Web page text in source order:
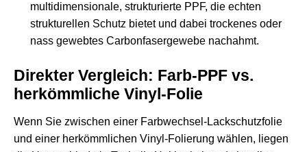
multidimensionale, strukturierte PPF, die echten
strukturellen Schutz bietet und dabei trockenes oder
nass gewebtes Carbonfasergewebe nachahmt.
Direkter Vergleich: Farb-PPF vs.
herkömmliche Vinyl-Folie
Wenn Sie zwischen einer Farbwechsel-Lackschutzfolie
und einer herkömmlichen Vinyl-Folierung wählen, liegen